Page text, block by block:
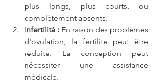
plus longs, plus courts, ou
complètement absents.
Infertilité : En raison des problèmes
d'ovulation, la fertilité peut être
réduite. La conception peut
nécessiter une assistance
médicale.